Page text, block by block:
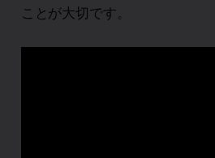
ことが大切です。